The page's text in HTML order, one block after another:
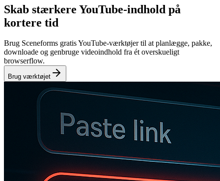
Skab stærkere YouTube-indhold på
kortere tid
Brug Sceneforms gratis YouTube-værktøjer til at planlægge, pakke,
downloade og genbruge videoindhold fra ét overskueligt
browserflow.
Brug værktøjet